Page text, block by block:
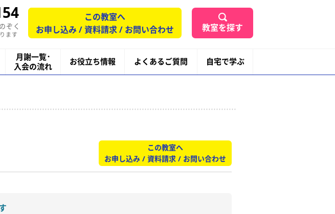
ぞく
ます
この教室へ
お申し込み / 資料請求 / お問い合わせ
教室を探す
月謝一覧･
入会の流れ
お役立ち情報 よくあるご質問 自宅で学ぶ
この教室へ
お申し込み / 資料請求 / お問い合わせ